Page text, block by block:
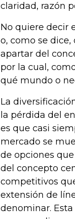
claridad, razón
No quiere decir
o, como se
apartar del
por la cual,
qué mundo o
La
la pérdida del
es que casi
mercado se
de opciones
del concepto
competitivos
extensión de
denominar.